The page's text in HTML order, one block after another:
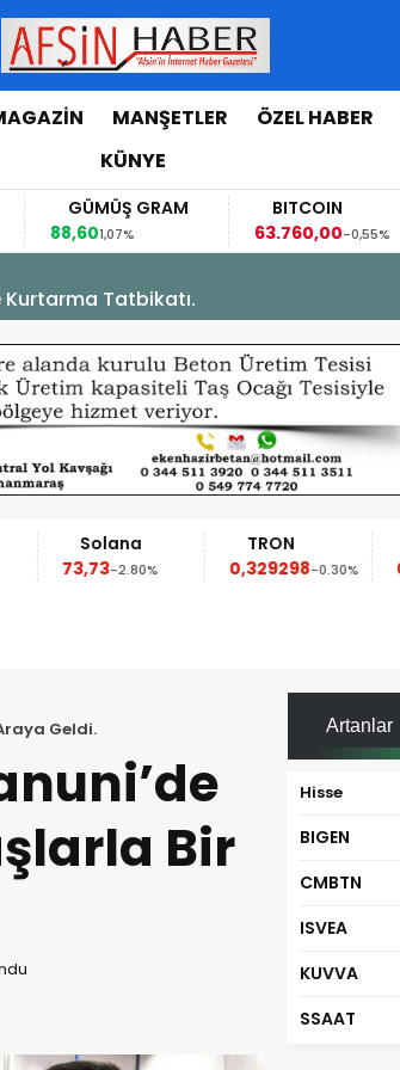
MANŞETLER ÖZEL HABER
KÜNYE
GÜMÜŞ GRAM
88,601,07%
BITCOIN
63.760,00-0,55%
Tatbikatı.
Solana
73,73-2.80%
TRON
0,329298-0.30%
Geldi.
Bir
Artanlar
Hisse
BIGEN
CMBTN
ISVEA
KUVVA
SSAAT